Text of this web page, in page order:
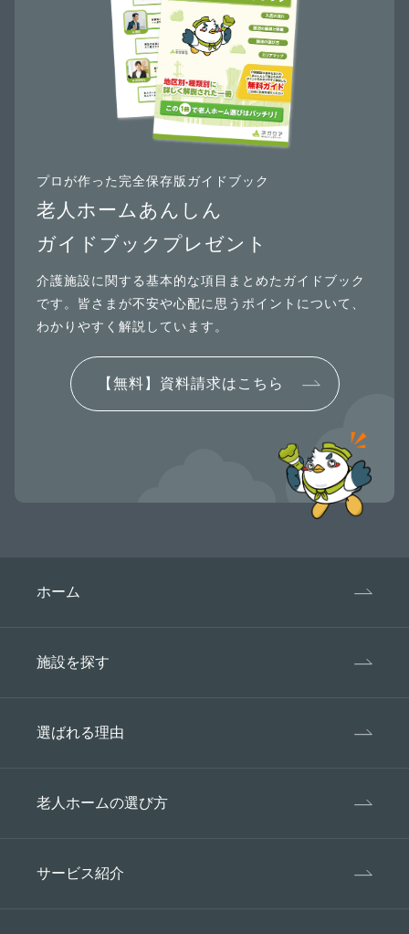
プロが作った完全保存版ガイドブック
老人ホームあんしん
ガイドブックプレゼント
介護施設に関する基本的な項目まとめたガイドブック
です。皆さまが不安や心配に思うポイントについて、
わかりやすく解説しています。
【無料】資料請求はこちら
ホーム
施設を探す
選ばれる理由
老人ホームの選び方
サービス紹介